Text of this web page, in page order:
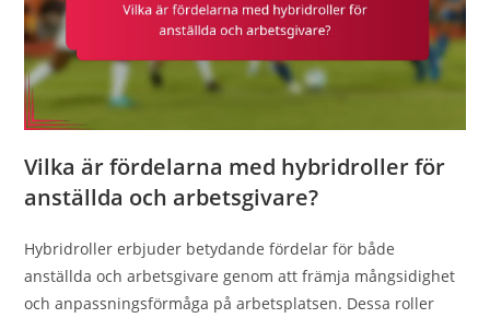
Vilka är fördelarna med hybridroller för
anställda och arbetsgivare?
Hybridroller erbjuder betydande fördelar för både
anställda och arbetsgivare genom att främja mångsidighet
och anpassningsförmåga på arbetsplatsen. Dessa roller